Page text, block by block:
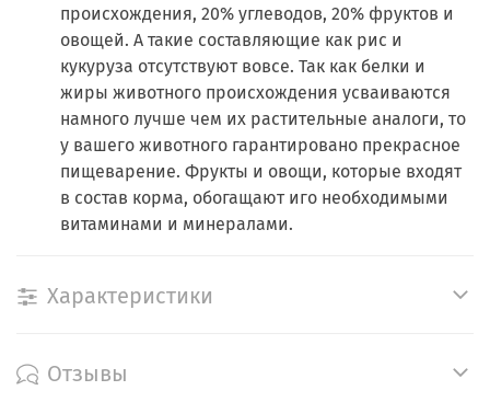
происхождения, 20% углеводов, 20% фруктов и
овощей. А такие составляющие как рис и
кукуруза отсутствуют вовсе. Так как белки и
жиры животного происхождения усваиваются
намного лучше чем их растительные аналоги, то
у вашего животного гарантировано прекрасное
пищеварение. Фрукты и овощи, которые входят
в состав корма, обогащают иго необходимыми
витаминами и минералами.
Характеристики
Отзывы